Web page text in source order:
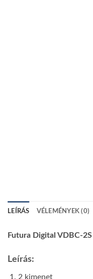
LEÍRÁS VÉLEMÉNYEK (0)
Futura Digital VDBC-
Leírás:
2 kimenet